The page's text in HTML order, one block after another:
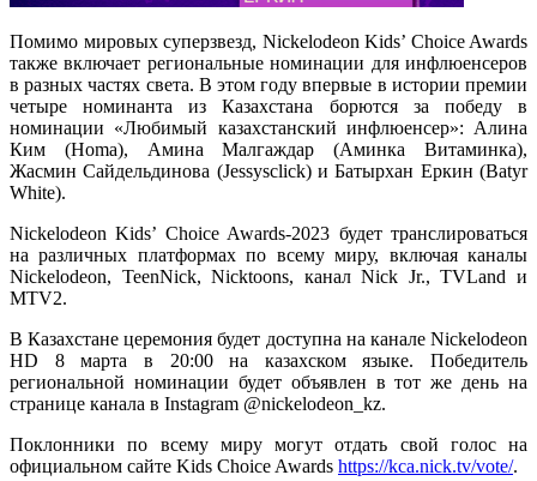
Помимо мировых суперзвезд, Nickelodeon Kids’ Choice Awards
также включает региональные номинации для инфлюенсеров
в разных частях света. В этом году впервые в истории премии
четыре номинанта из Казахстана борются за победу в
номинации «Любимый казахстанский инфлюенсер»: Алина
Ким (Homa), Амина Малгаждар (Аминка Витаминка),
Жасмин Сайдельдинова (Jessysclick) и Батырхан Еркин (Batyr
White).
Nickelodeon Kids’ Choice Awards-2023 будет транслироваться
на различных платформах по всему миру, включая каналы
Nickelodeon, TeenNick, Nicktoons, канал Nick Jr., TVLand и
MTV2.
В Казахстане церемония будет доступна на канале Nickelodeon
HD 8 марта в 20:00 на казахском языке. Победитель
региональной номинации будет объявлен в тот же день на
странице канала в Instagram @nickelodeon_kz.
Поклонники по всему миру могут отдать свой голос на
официальном сайте Kids Choice Awards https://kca.nick.tv/vote/.